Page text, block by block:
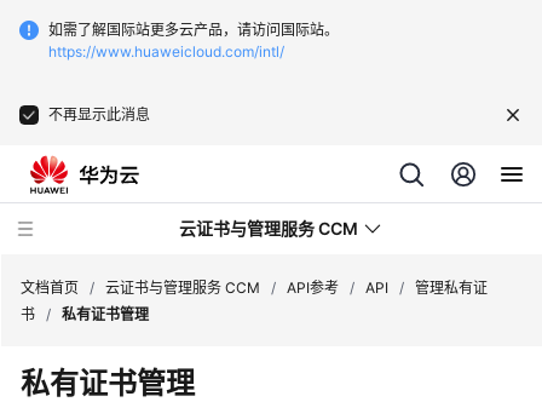
如需了解国际站更多云产品，请访问国际站。
https://www.huaweicloud.com/intl/
不再显示此消息
云证书与管理服务 CCM
新
文档首页 / 云证书与管理服务 CCM / API参考 / API / 管理私有证
书 / 私有证书管理
私有证书管理